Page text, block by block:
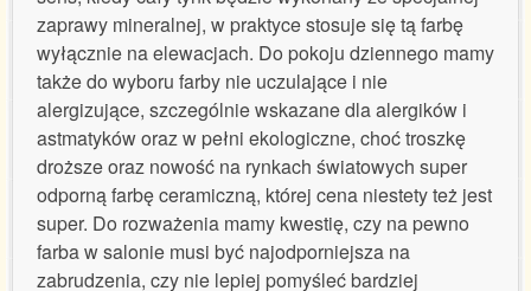
zaprawy mineralnej, w praktyce stosuje się tą farbę
wyłącznie na elewacjach. Do pokoju dziennego mamy
także do wyboru farby nie uczulające i nie
alergizujące, szczególnie wskazane dla alergików i
astmatyków oraz w pełni ekologiczne, choć troszkę
droższe oraz nowość na rynkach światowych super
odporną farbę ceramiczną, której cena niestety też jest
super. Do rozważenia mamy kwestię, czy na pewno
farba w salonie musi być najodporniejsza na
zabrudzenia, czy nie lepiej pomyśleć bardziej